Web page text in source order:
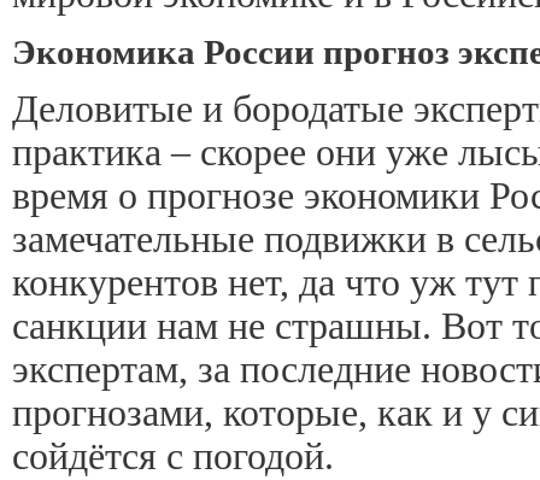
Экономика России прогноз
Деловитые и бородатые
практика – скорее они уже
время о прогнозе экономики
замечательные подвижки в
конкурентов нет, да что уж
санкции нам не страшны. Вот
экспертам, за последние
прогнозами, которые, как и у
сойдётся с погодой.